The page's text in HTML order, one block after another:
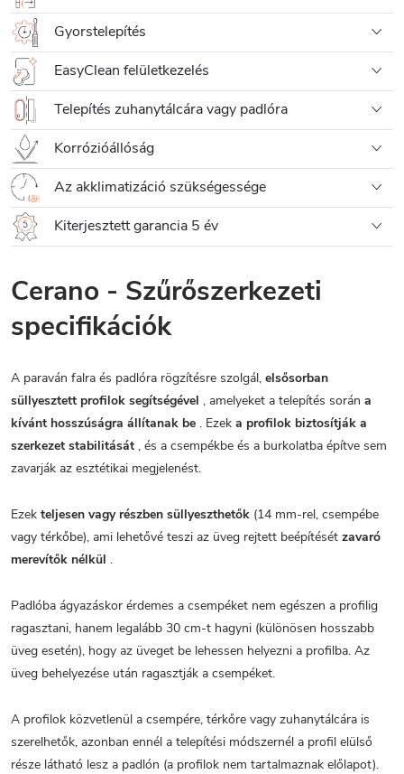
Gyorstelepítés
EasyClean felületkezelés
Telepítés zuhanytálcára vagy padlóra
Korrózióállóság
Az akklimatizáció szükségessége
Kiterjesztett garancia 5 év
Cerano - Szűrőszerkezeti
specifikációk
A paraván falra és padlóra rögzítésre szolgál, elsősorban
süllyesztett profilok segítségével , amelyeket a telepítés során a
kívánt hosszúságra állítanak be . Ezek a profilok biztosítják a
szerkezet stabilitását , és a csempékbe és a burkolatba építve sem
zavarják az esztétikai megjelenést.
Ezek teljesen vagy részben süllyeszthetők (14 mm-rel, csempébe
vagy térkőbe), ami lehetővé teszi az üveg rejtett beépítését zavaró
merevítők nélkül .
Padlóba ágyazáskor érdemes a csempéket nem egészen a profilig
ragasztani, hanem legalább 30 cm-t hagyni (különösen hosszabb
üveg esetén), hogy az üveget be lehessen helyezni a profilba. Az
üveg behelyezése után ragasztják a csempéket.
A profilok közvetlenül a csempére, térkőre vagy zuhanytálcára is
szerelhetők, azonban ennél a telepítési módszernél a profil elülső
része látható lesz a padlón (a profilok nem tartalmaznak előlapot).